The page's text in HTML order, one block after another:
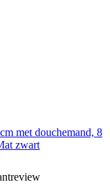
met douchemand, 8
zwart